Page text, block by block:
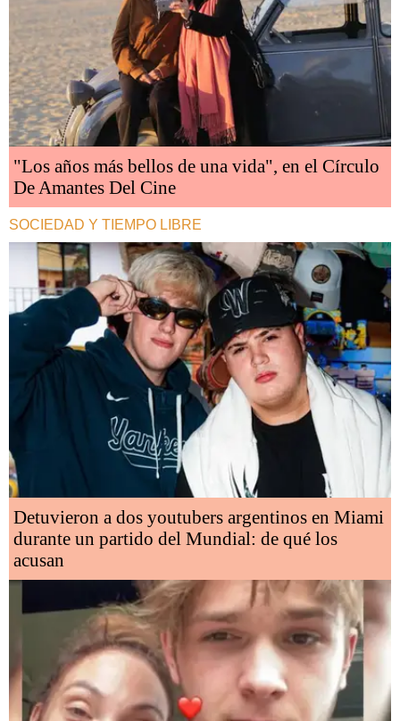
"Los años más bellos de una vida", en el Círculo
De Amantes Del Cine
SOCIEDAD Y TIEMPO LIBRE
Detuvieron a dos youtubers argentinos en Miami
durante un partido del Mundial: de qué los
acusan